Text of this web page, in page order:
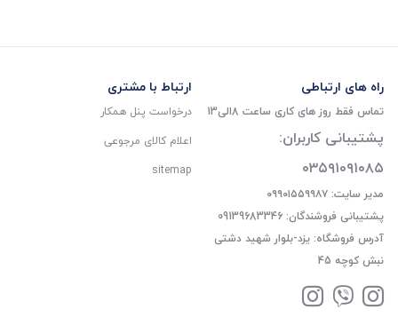
راه های ارتباطی
تماس فقط روز های کاری ساعت 8الی13
پشتیبانی کاربران:
۰۳۵۹۱۰۹۱۰۸۵
مدیر سایت: ۰۹۹۰۱۵۵۹۹۸۷
پشتیبانی فروشندگان: 09139683346
آدرس فروشگاه: یزد-بلوار شهید دشتی
نبش کوچه 45
ارتباط با مشتری
درخواست پنل همکار
اعلام کالای مرجوعی
sitemap